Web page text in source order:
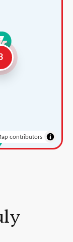
contributors